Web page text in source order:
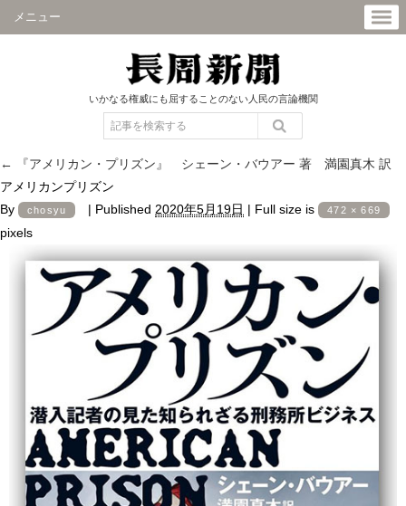
メニュー
いかなる権威にも屈することのない人民の言論機関
←
『アメリカン・プリズン』 シェーン・バウアー 著 満園真木 訳
アメリカンプリズン
By
chosyu | Published 2020年5月19日 | Full size is 472 × 669
pixels